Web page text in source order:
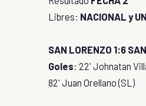
Libres: NACIONAL y
SAN LORENZO 1:6
Goles: 22' Johnatan
82' Juan Orellano (SL)